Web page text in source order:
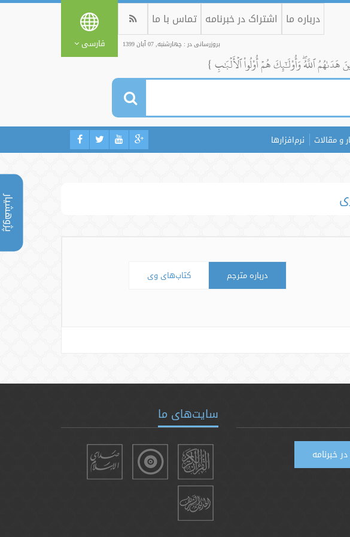
پژوهشیار
درباره ما اشتراک در خبرنامه تماس با ما
بروزرسانی در : چهارشنبه, 07 آبان 1399 فارسی
هَدَىٰهُمُ ٱللَّهُۖ وَأُوْلَٰٓئِكَ هُمۡ أُوْلُواْ ٱلۡأَلۡبَٰبِ }
و مقالات نرم‌افزارها
درباره مترجم کتاب‌های وی
خبرنامه
سایت‌های ما